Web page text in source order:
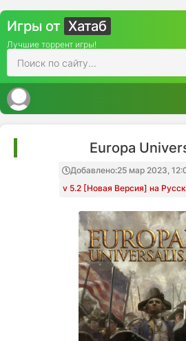
Игры от Хатаб
Лучшие торрент игры!
Europa
Добавлено:25 мар 2023,
v 5.2 [Новая Версия] на